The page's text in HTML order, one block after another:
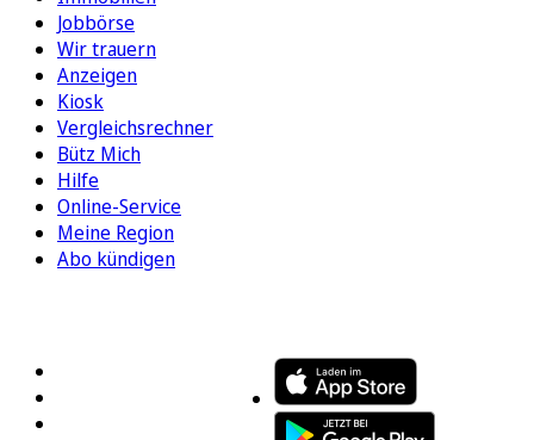
Jobbörse
Wir trauern
Anzeigen
Kiosk
Vergleichsrechner
Bütz Mich
Hilfe
Online-Service
Meine Region
Abo kündigen